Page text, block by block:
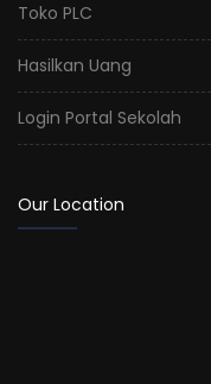
Toko PLC
Hasilkan Uang
Login Portal Sekolah
Our Location